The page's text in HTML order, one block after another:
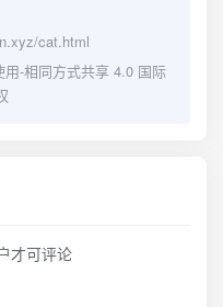
cat.html
用-相同方式共享 4.0 国际
才可评论